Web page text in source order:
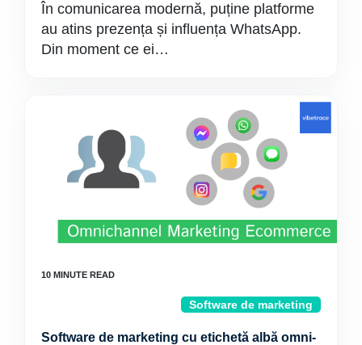
În comunicarea modernă, puține platforme
au atins prezența și influența WhatsApp.
Din moment ce ei…
Software de marketing
Software de marketing cu etichetă albă omni-